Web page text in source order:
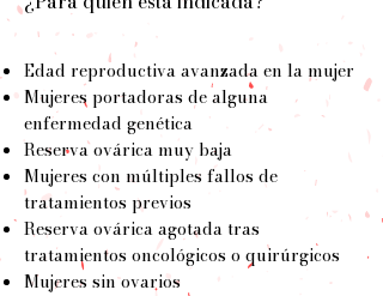
Edad reproductiva avanzada en la mujer
Mujeres portadoras de alguna
enfermedad genética
Reserva ovárica muy baja
Mujeres con múltiples fallos de
tratamientos previos
Reserva ovárica agotada tras
tratamientos oncológicos o quirúrgicos
Mujeres sin ovarios